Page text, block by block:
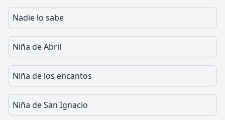
Nadie lo sabe
Niña de Abril
Niña de los encantos
Niña de San Ignacio